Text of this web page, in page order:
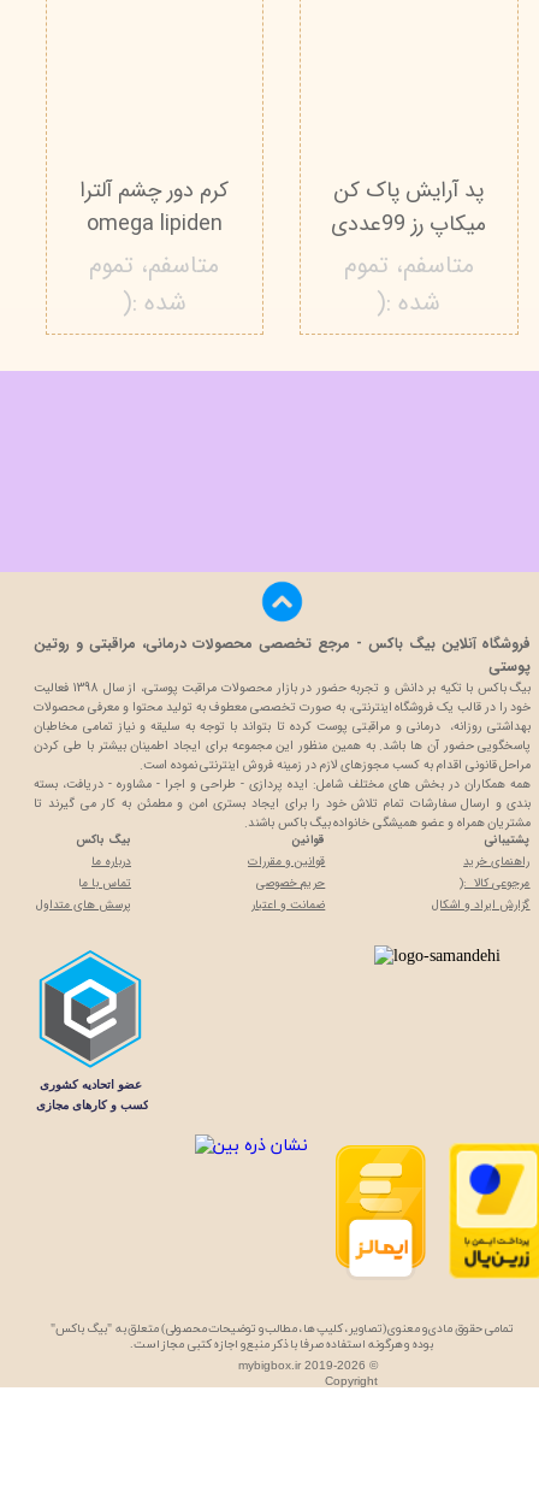
پد آرایش پاک کن
میکاپ رز 99عددی
متاسفم، تموم
شده :(
کرم دور چشم آلترا
omega lipiden
متاسفم، تموم
شده :(
پشتیبانی
راهنمای خرید
مرجوعی کالا :(
گزارش ایراد و اشکال
قوانین
قوانین و مقررات
حریم خصوصی
ضمانت و اعتبار
تمامی حقوق مادی و معنوی (تصاویر، کلیپ ها، مطالب و توضیحات محصولی) متعلق به "بیگ باکس"
بوده و هرگونه استفاده صرفا با ذکر منبع و اجازه کتبی مجاز است.
بیگ باکس
درباره ما
تماس با ما
پرسش های متداول
فروشگاه آنلاین بیگ باکس - مرجع تخصصی محصولات درمانی، مراقبتی و روتین
پوستی
بیگ باکس با تکیه بر دانش و تجربه حضور در بازار محصولات مراقبت پوستی، از سال 1398 فعالیت
خود را در قالب یک فروشگاه اینترنتی، به صورت تخصصی معطوف به تولید محتوا و معرفی محصولات
بهداشتی روزانه، درمانی و مراقبتی پوست کرده تا بتواند با توجه به سلیقه و نیاز تمامی مخاطبان
پاسخگویی حضور آن ها باشد. به همین منظور این مجموعه برای ایجاد اطمینان بیشتر با طی کردن
مراحل قانونی اقدام به کسب مجوزهای لازم در زمینه فروش اینترنتی نموده است.
همه همکاران در بخش های مختلف شامل: ایده پردازی - طراحی و اجرا - مشاوره - دریافت، بسته
بندی و ارسال سفارشات تمام تلاش خود را برای ایجاد بستری امن و مطمئن به کار می گیرند تا
مشتریان همراه و عضو همیشگی خانواده بیگ باکس باشند.
mybigbox.ir 2019-2026 ©
Copyright